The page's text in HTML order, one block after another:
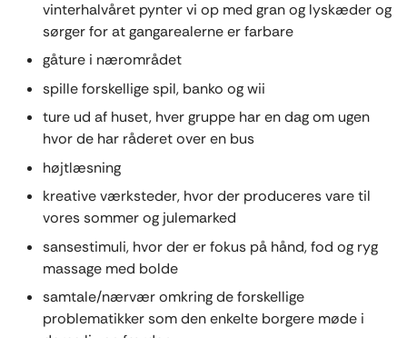
vinterhalvåret pynter vi op med gran og lyskæder og
sørger for at gangarealerne er farbare
gåture i nærområdet
spille forskellige spil, banko og wii
ture ud af huset, hver gruppe har en dag om ugen
hvor de har råderet over en bus
højtlæsning
kreative værksteder, hvor der produceres vare til
vores sommer og julemarked
sansestimuli, hvor der er fokus på hånd, fod og ryg
massage med bolde
samtale/nærvær omkring de forskellige
problematikker som den enkelte borgere møde i